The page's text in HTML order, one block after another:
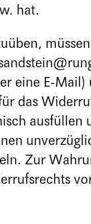
hat.
eine E-
das
ausfüllen
Zur